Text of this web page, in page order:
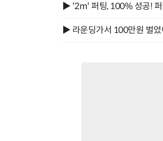
▶ '2m' 퍼팅, 100% 성공!
▶ 라운딩가서 100만원 벌었